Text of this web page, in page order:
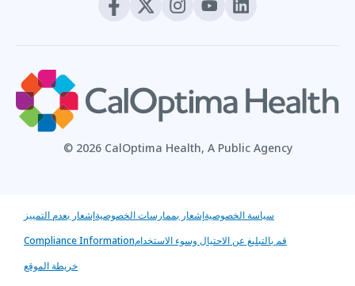
© 2026 CalOptima Health, A Public Agency
إشعار بعدم التمييزإشعار بممارسات الخصوصيةسياسة الخصوصية
Compliance Informationقم بالتبليغ عن الاحتيال وسوء الاستخدام
خريطة الموقع